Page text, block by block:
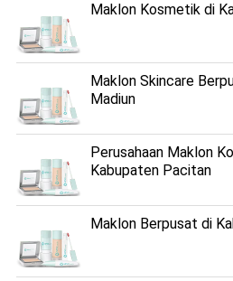
Maklon Kosmetik di
Maklon Skincare
Madiun
Perusahaan Maklon
Kabupaten Pacitan
Maklon Berpusat di